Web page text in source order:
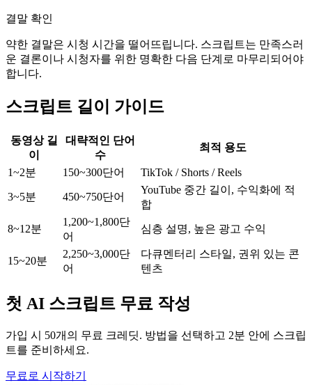
결말 확인
약한 결말은 시청 시간을 떨어뜨립니다. 스크립트는 만족스러
운 결론이나 시청자를 위한 명확한 다음 단계로 마무리되어야
합니다.
스크립트 길이 가이드
동영상 길
이
대략적인 단어
수
최적 용도
1~2분 150~300단어 TikTok / Shorts / Reels
3~5분 450~750단어
YouTube 중간 길이, 수익화에 적
합
8~12분
1,200~1,800단
어
심층 설명, 높은 광고 수익
15~20분
2,250~3,000단
어
다큐멘터리 스타일, 권위 있는 콘
텐츠
첫 AI 스크립트 무료 작성
가입 시 50개의 무료 크레딧. 방법을 선택하고 2분 안에 스크립
트를 준비하세요.
무료로 시작하기